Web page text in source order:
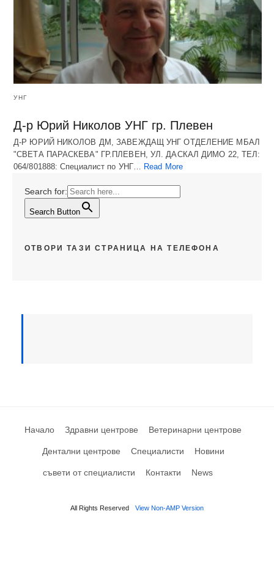
УНГ
Д-р Юрий Николов УНГ гр. Плевен
Д-Р ЮРИЙ НИКОЛОВ ДМ, ЗАВЕЖДАЩ УНГ ОТДЕЛЕНИЕ МБАЛ
"СВЕТА ПАРАСКЕВА" ГР.ПЛЕВЕН, УЛ. ДАСКАЛ ДИМО 22, ТЕЛ:
064/801888: Специалист по УНГ… Read More
Search for:
Search Button
ОТВОРИ ТАЗИ СТРАНИЦА НА ТЕЛЕФОНА
Начало Здравни центрове Ветеринарни центрове
Дентални центрове Специалисти Новини
съвети от специалисти Контакти News
All Rights Reserved View Non-AMP Version